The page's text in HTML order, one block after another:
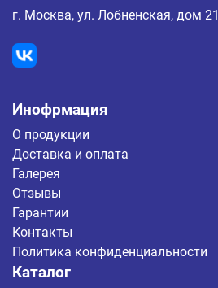
г. Москва, ул. Лобненская, дом 21
Инофрмация
О продукции
Доставка и оплата
Галерея
Отзывы
Гарантии
Контакты
Политика конфиденциальности
Каталог